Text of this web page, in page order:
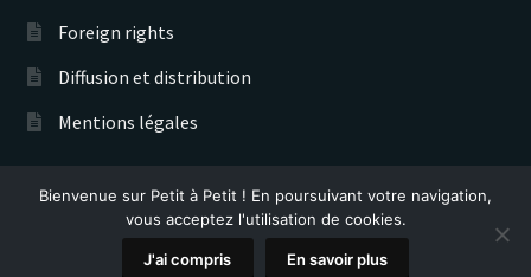
Foreign rights
Diffusion et distribution
Mentions légales
Éditions Petit à Petit © 2026
Bienvenue sur Petit à Petit ! En poursuivant votre navigation,
vous acceptez l'utilisation de cookies.
J'ai compris En savoir plus